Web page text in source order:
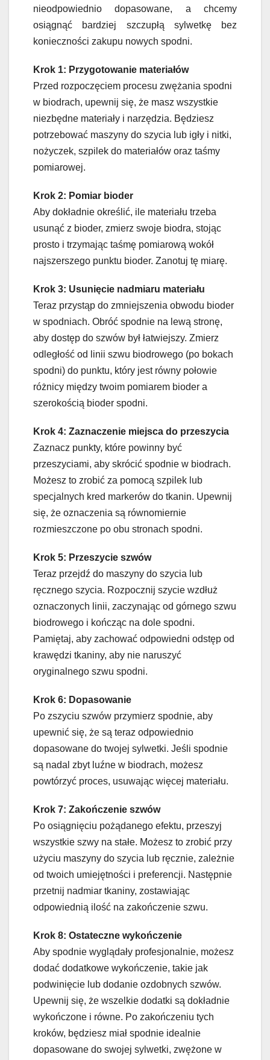
nieodpowiednio dopasowane, a chcemy
osiągnąć bardziej szczupłą sylwetkę bez
konieczności zakupu nowych spodni.
Krok 1: Przygotowanie materiałów
Przed rozpoczęciem procesu zwężania spodni
w biodrach, upewnij się, że masz wszystkie
niezbędne materiały i narzędzia. Będziesz
potrzebować maszyny do szycia lub igły i nitki,
nożyczek, szpilek do materiałów oraz taśmy
pomiarowej.
Krok 2: Pomiar bioder
Aby dokładnie określić, ile materiału trzeba
usunąć z bioder, zmierz swoje biodra, stojąc
prosto i trzymając taśmę pomiarową wokół
najszerszego punktu bioder. Zanotuj tę miarę.
Krok 3: Usunięcie nadmiaru materiału
Teraz przystąp do zmniejszenia obwodu bioder
w spodniach. Obróć spodnie na lewą stronę,
aby dostęp do szwów był łatwiejszy. Zmierz
odległość od linii szwu biodrowego (po bokach
spodni) do punktu, który jest równy połowie
różnicy między twoim pomiarem bioder a
szerokością bioder spodni.
Krok 4: Zaznaczenie miejsca do przeszycia
Zaznacz punkty, które powinny być
przeszyciami, aby skrócić spodnie w biodrach.
Możesz to zrobić za pomocą szpilek lub
specjalnych kred markerów do tkanin. Upewnij
się, że oznaczenia są równomiernie
rozmieszczone po obu stronach spodni.
Krok 5: Przeszycie szwów
Teraz przejdź do maszyny do szycia lub
ręcznego szycia. Rozpocznij szycie wzdłuż
oznaczonych linii, zaczynając od górnego szwu
biodrowego i kończąc na dole spodni.
Pamiętaj, aby zachować odpowiedni odstęp od
krawędzi tkaniny, aby nie naruszyć
oryginalnego szwu spodni.
Krok 6: Dopasowanie
Po zszyciu szwów przymierz spodnie, aby
upewnić się, że są teraz odpowiednio
dopasowane do twojej sylwetki. Jeśli spodnie
są nadal zbyt luźne w biodrach, możesz
powtórzyć proces, usuwając więcej materiału.
Krok 7: Zakończenie szwów
Po osiągnięciu pożądanego efektu, przeszyj
wszystkie szwy na stałe. Możesz to zrobić przy
użyciu maszyny do szycia lub ręcznie, zależnie
od twoich umiejętności i preferencji. Następnie
przetnij nadmiar tkaniny, zostawiając
odpowiednią ilość na zakończenie szwu.
Krok 8: Ostateczne wykończenie
Aby spodnie wyglądały profesjonalnie, możesz
dodać dodatkowe wykończenie, takie jak
podwinięcie lub dodanie ozdobnych szwów.
Upewnij się, że wszelkie dodatki są dokładnie
wykończone i równe. Po zakończeniu tych
kroków, będziesz miał spodnie idealnie
dopasowane do swojej sylwetki, zwężone w